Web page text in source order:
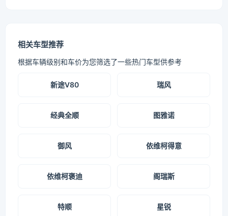
相关车型推荐
根据车辆级别和车价为您筛选了一些热门车型供参考
新途V80 瑞风
经典全顺 图雅诺
御风 依维柯得意
依维柯褒迪 阁瑞斯
特顺 星锐